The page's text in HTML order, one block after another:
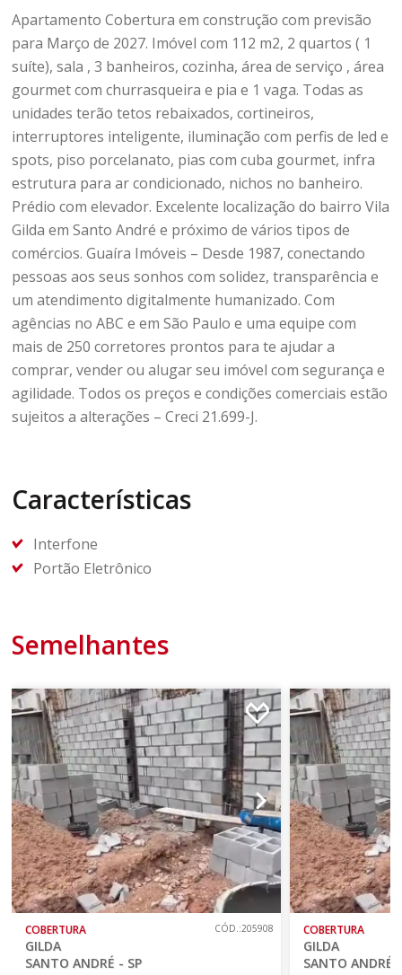
Apartamento Cobertura em construção com previsão
para Março de 2027. Imóvel com 112 m2, 2 quartos ( 1
suíte), sala , 3 banheiros, cozinha, área de serviço , área
gourmet com churrasqueira e pia e 1 vaga. Todas as
unidades terão tetos rebaixados, cortineiros,
interruptores inteligente, iluminação com perfis de led e
spots, piso porcelanato, pias com cuba gourmet, infra
estrutura para ar condicionado, nichos no banheiro.
Prédio com elevador. Excelente localização do bairro Vila
Gilda em Santo André e próximo de vários tipos de
comércios. Guaíra Imóveis – Desde 1987, conectando
pessoas aos seus sonhos com solidez, transparência e
um atendimento digitalmente humanizado. Com
agências no ABC e em São Paulo e uma equipe com
mais de 250 corretores prontos para te ajudar a
comprar, vender ou alugar seu imóvel com segurança e
agilidade. Todos os preços e condições comerciais estão
sujeitos a alterações – Creci 21.699-J.
Características
Interfone
Portão Eletrônico
Semelhantes
COBERTURA
GILDA
SANTO ANDRÉ - SP
CÓD.:205908 COBERTURA
GILDA
SANTO ANDRÉ